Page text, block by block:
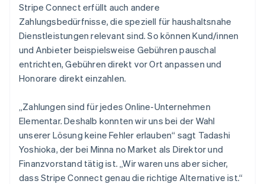
Stripe Connect erfüllt auch andere
Zahlungsbedürfnisse, die speziell für haushaltsnahe
Dienstleistungen relevant sind. So können Kund/innen
und Anbieter beispielsweise Gebühren pauschal
entrichten, Gebühren direkt vor Ort anpassen und
Honorare direkt einzahlen.
„Zahlungen sind für jedes Online-Unternehmen
Elementar. Deshalb konnten wir uns bei der Wahl
unserer Lösung keine Fehler erlauben“ sagt Tadashi
Yoshioka, der bei Minna no Market als Direktor und
Finanzvorstand tätig ist. „Wir waren uns aber sicher,
dass Stripe Connect genau die richtige Alternative ist.“